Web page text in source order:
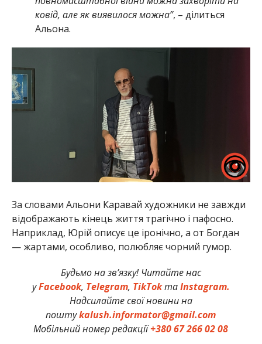
ковід, але як виявилося можна”, – ділиться
Альона.
За словами Альони Каравай художники не завжди
відображають кінець життя трагічно і пафосно.
Наприклад, Юрій описує це іронічно, а от Богдан
— жартами, особливо, полюбляє чорний гумор.
Будьмо на зв’язку! Читайте нас
уFacebook, Telegram, TikTokтаInstagram.
Надсилайте свої новини на
поштуkalush.informator@gmail.com
Мобільний номер редакції+380 67 266 02 08